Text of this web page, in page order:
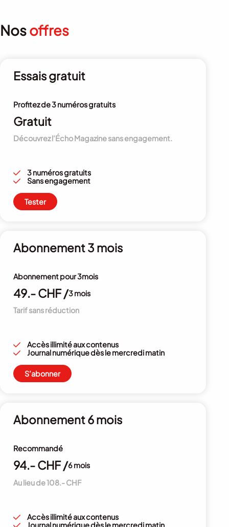
Nosoffres
Essais gratuit
Profitez de 3 numéros gratuits
Gratuit
Découvrez l’Écho Magazine sans engagement.
3 numéros gratuits
Sans engagement
Tester
Abonnement 3 mois
Abonnement pour 3mois
49.- CHF /3 mois
Tarif sans réduction
Accès illimité aux contenus
Journal numérique dès le mercredi matin
S’abonner
Abonnement 6 mois
Recommandé
94.- CHF /6 mois
Au lieu de 108.- CHF
Accès illimité aux contenus
Journal numérique dès le mercredi matin